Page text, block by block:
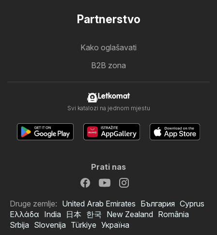
Partnerstvo
Kako oglašavati
B2B zona
Letkomat
Svi katalozi na jednom mjestu
Prati nas
Druge zemlje: United Arab Emirates България Cyprus
Ελλάδα India 日本 한국 New Zealand România
Srbija Slovenija Türkiye Україна